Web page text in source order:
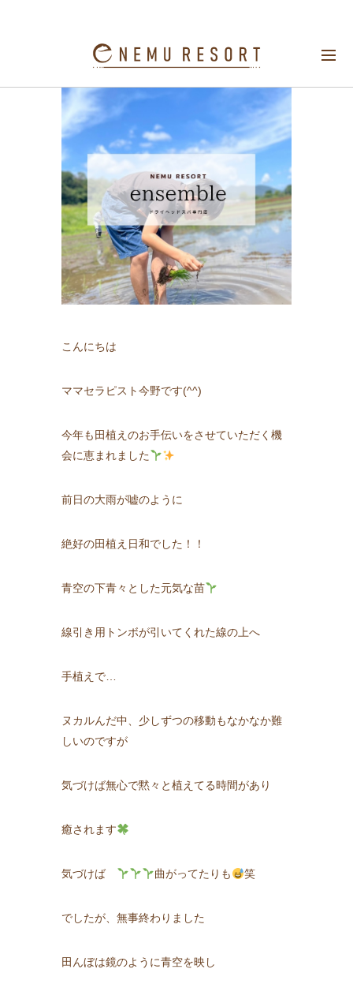
〜セラピストの休日〜田植え
こんにちは
ママセラピスト今野です(^^)
今年も田植えのお手伝いをさせていただく機
会に恵まれました
前日の大雨が嘘のように
絶好の田植え日和でした！！
青空の下青々とした元気な苗
線引き用トンボが引いてくれた線の上へ
手植えで…
ヌカルんだ中、少しずつの移動もなかなか難
しいのですが
気づけば無心で黙々と植えてる時間があり
癒されます
気づけば 曲がってたりも 笑
でしたが、無事終わりました
田んぼは鏡のように青空を映し